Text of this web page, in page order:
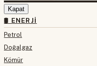
Kapat
🛢 ENERJI
Petrol
Doğalgaz
Kömür